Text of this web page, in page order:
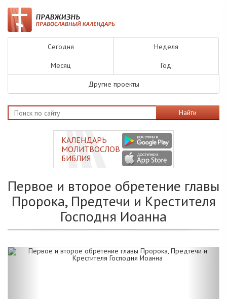
Сегодня Неделя
Месяц Год
Другие проекты
Найти
КАЛЕНДАРЬ
МОЛИТВОСЛОВ
БИБЛИЯ
Первое и второе обретение главы
Пророка, Предтечи и Крестителя
Господня Иоанна